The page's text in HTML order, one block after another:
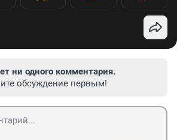
ни одного комментария.
обсуждение первым!